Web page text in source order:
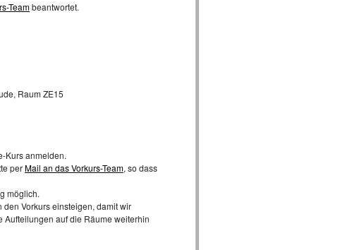
Teambeantwortet.
Raum ZE15
Kurs anmelden.
perMail an das Vorkurs-Team, so dass
möglich.
Vorkurs einsteigen, damit wir
Aufteilungen auf die Räume weiterhin